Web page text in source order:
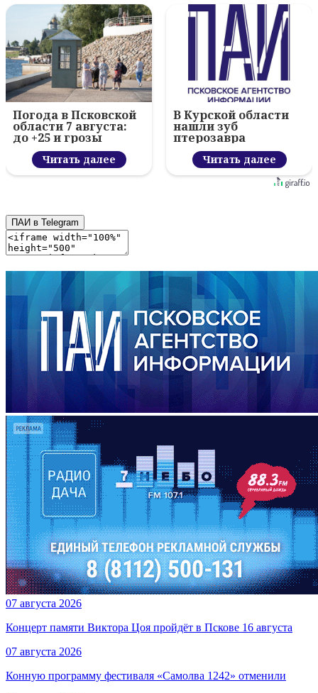
Погода в Псковской
области 7 августа:
до +25 и грозы
Читать далее
В Курской области
нашли зуб
птерозавра
Читать далее
ПАИ в Telegram
07 августа 2026
Концерт памяти Виктора Цоя пройдёт в Пскове 16 августа
07 августа 2026
Конную программу фестиваля «Самолва 1242» отменили